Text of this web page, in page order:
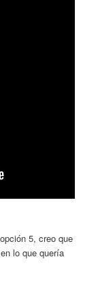
5, creo que
lo que quería